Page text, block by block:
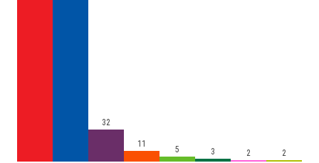
32
11
5 3 2 2